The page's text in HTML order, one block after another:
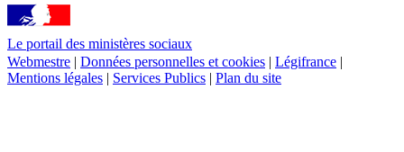
Le portail des ministères sociaux
Webmestre | Données personnelles et cookies | Légifrance |
Mentions légales | Services Publics | Plan du site